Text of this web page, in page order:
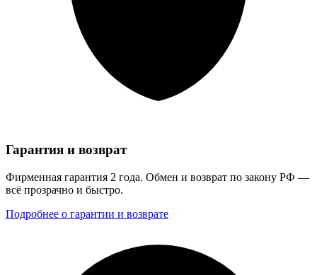
Гарантия и возврат
Фирменная гарантия 2 года. Обмен и возврат по закону РФ —
всё прозрачно и быстро.
Подробнее о гарантии и возврате